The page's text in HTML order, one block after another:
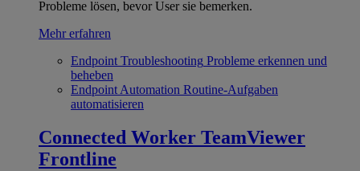
Probleme lösen, bevor User sie bemerken.
Mehr erfahren
Endpoint Troubleshooting Probleme erkennen und
beheben
Endpoint Automation Routine-Aufgaben
automatisieren
Connected Worker TeamViewer
Frontline